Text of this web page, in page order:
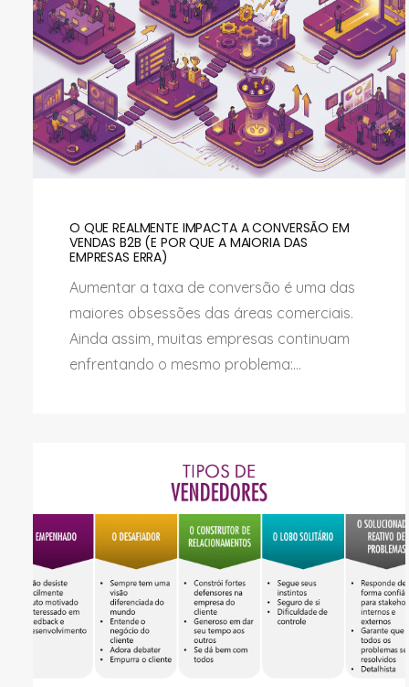
O QUE REALMENTE IMPACTA A CONVERSÃO EM
VENDAS B2B (E POR QUE A MAIORIA DAS
EMPRESAS ERRA)
Aumentar a taxa de conversão é uma das
maiores obsessões das áreas comerciais.
Ainda assim, muitas empresas continuam
enfrentando o mesmo problema:...